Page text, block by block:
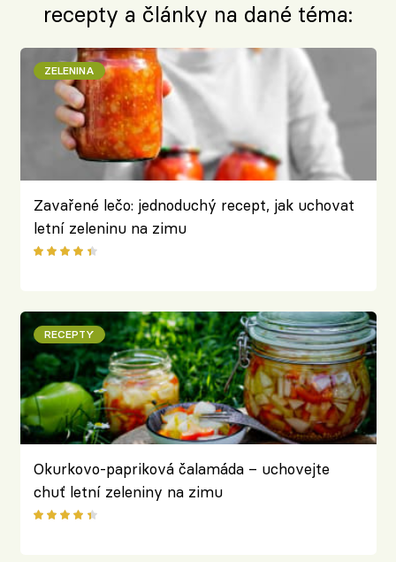
recepty a články na dané téma:
ZELENINA
Zavařené lečo: jednoduchý recept, jak uchovat
letní zeleninu na zimu
RECEPTY
Okurkovo-papriková čalamáda – uchovejte
chuť letní zeleniny na zimu